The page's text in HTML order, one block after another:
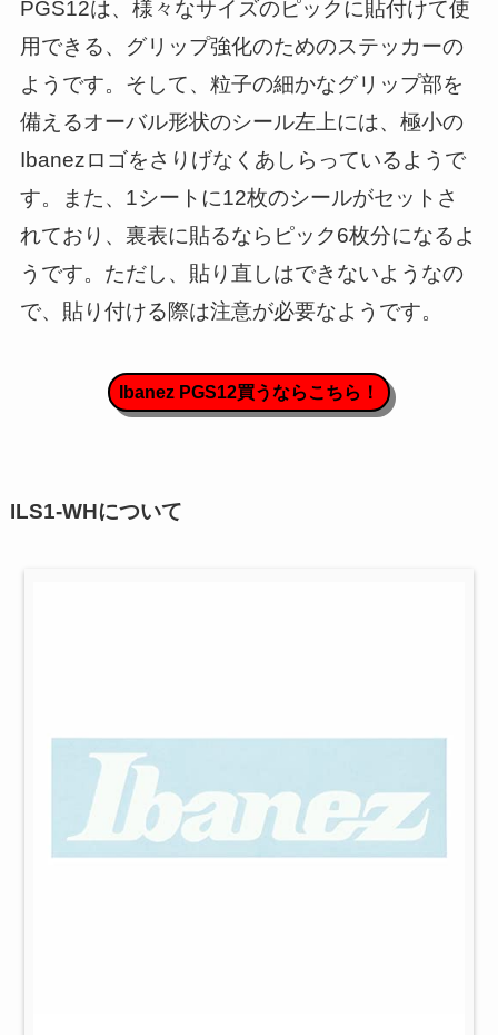
PGS12は、様々なサイズのピックに貼付けて使
用できる、グリップ強化のためのステッカーの
ようです。そして、粒子の細かなグリップ部を
備えるオーバル形状のシール左上には、極小の
Ibanezロゴをさりげなくあしらっているようで
す。また、1シートに12枚のシールがセットさ
れており、裏表に貼るならピック6枚分になるよ
うです。ただし、貼り直しはできないようなの
で、貼り付ける際は注意が必要なようです。
Ibanez PGS12買うならこちら！
ILS1-WHについて